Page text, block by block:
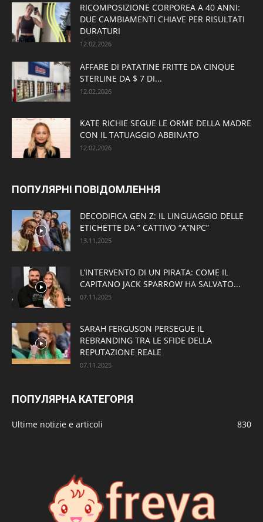
RICOMPOSIZIONE CORPOREA A 40 ANNI:
DUE CAMBIAMENTI CHIAVE PER RISULTATI
DURATURI
12.02.2026
AFFARE DI PATATINE FRITTE DA CINQUE
STERLINE DA $ 7 DI...
12.02.2026
KATE RICHIE SEGUE LE ORME DELLA MADRE
CON IL TATUAGGIO ABBINATO
12.02.2026
ПОПУЛЯРНІ ПОВІДОМЛЕННЯ
DECODIFICA GEN Z: IL LINGUAGGIO DELLE
ETICHETTE DA ” CATTIVO “A”NPC”
13.11.2025
L’INTERVENTO DI UN PIRATA: COME IL
CAPITANO JACK SPARROW HA SALVATO...
07.11.2025
SARAH FERGUSON PERSEGUE IL
REBRANDING TRA LE SFIDE DELLA
REPUTAZIONE REALE
07.11.2025
ПОПУЛЯРНА КАТЕГОРІЯ
Ultime notizie e articoli 830